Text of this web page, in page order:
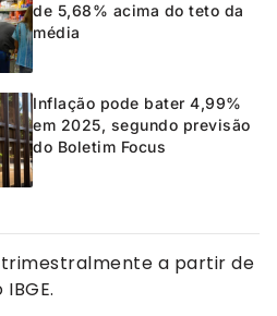
de 5,68% acima do teto da
média
Inflação pode bater 4,99%
em 2025, segundo previsão
do Boletim Focus
a partir de